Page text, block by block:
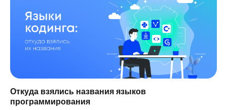
Откуда взялись названия языков
программирования